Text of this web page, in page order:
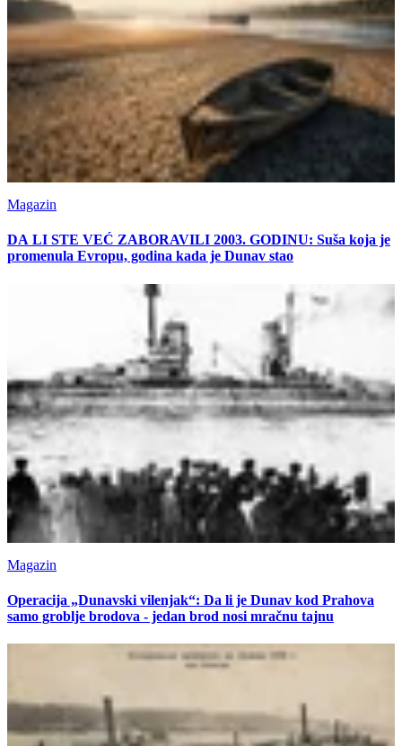
Magazin
DA LI STE VEĆ ZABORAVILI 2003. GODINU: Suša koja je
promenula Evropu, godina kada je Dunav stao
Magazin
Operacija „Dunavski vilenjak“: Da li je Dunav kod Prahova
samo groblje brodova - jedan brod nosi mračnu tajnu